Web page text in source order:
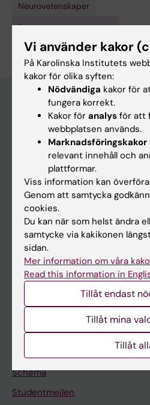
Neurovetenskaper
Är du Christer Betsholtz?
Redigera din profil
Huvudmeny
Utbildning
Forskarutbildning
Forskning
Om KI
På gång
Nyheter
Kalender
Ladok
Canvas
Schema
Studentmejlen
Vi använder kakor
På Karolinska Institutets
kakor för olika syften:
Nödvändiga kakor för
fungera korrekt.
Kakor för analys för att
webbplatsen används.
Marknadsföringskakor
relevant innehåll och
plattformar.
Viss information kan
Genom att samtycka
cookies.
Du kan när som helst ändra
samtycke via kakikonen
sidan.
Mer information om våra
Read this information in
Tillåt endast
Tillåt mina
Tillåt